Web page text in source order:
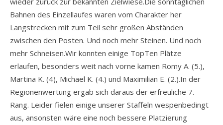
Bahnen des Einzellaufes waren vom Charakter her
Langstrecken mit zum Teil sehr großen Abständen
zwischen den Posten. Und noch mehr Steinen. Und noch
mehr Schneisen.Wir konnten einige TopTen Plätze
erlaufen, besonders weit nach vorne kamen Romy A. (5.),
Martina K. (4), Michael K. (4.) und Maximilian E. (2.).In der
Regionenwertung ergab sich daraus der erfreuliche 7.
Rang. Leider fielen einige unserer Staffeln wespenbedingt
aus, ansonsten wäre eine noch bessere Platzierung